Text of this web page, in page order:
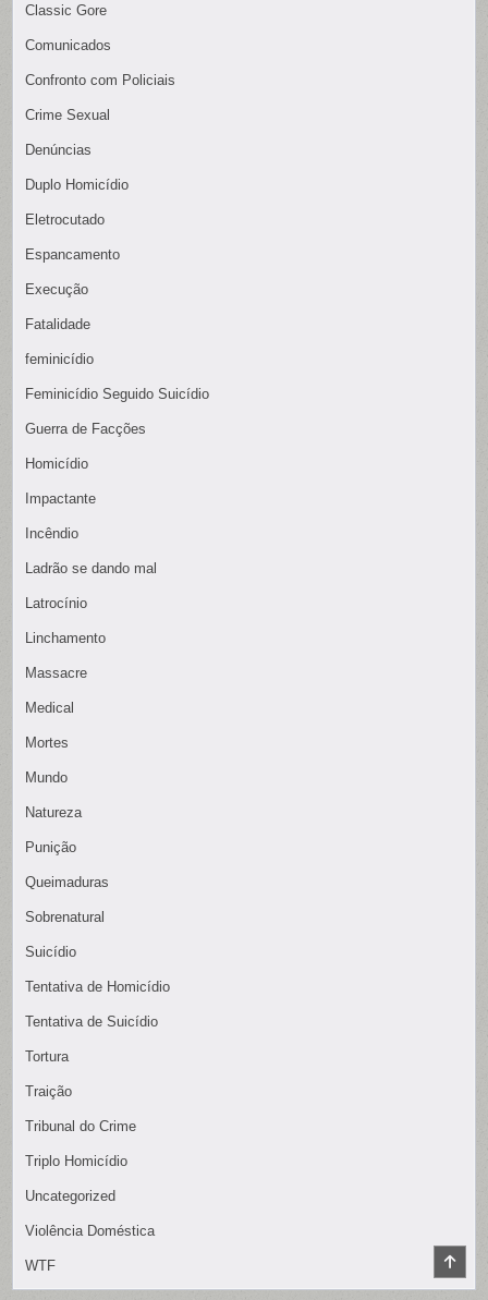
Classic Gore
Comunicados
Confronto com Policiais
Crime Sexual
Denúncias
Duplo Homicídio
Eletrocutado
Espancamento
Execução
Fatalidade
feminicídio
Feminicídio Seguido Suicídio
Guerra de Facções
Homicídio
Impactante
Incêndio
Ladrão se dando mal
Latrocínio
Linchamento
Massacre
Medical
Mortes
Mundo
Natureza
Punição
Queimaduras
Sobrenatural
Suicídio
Tentativa de Homicídio
Tentativa de Suicídio
Tortura
Traição
Tribunal do Crime
Triplo Homicídio
Uncategorized
Violência Doméstica
WTF
TO
TOP